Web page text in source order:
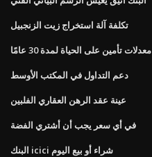
تكلفة آلة استخراج زيت الزنجبيل
معدلات تأمين على الحياة لمدة 30 عامًا
دعم التداول في المكتب الأوسط
عينة عقد الرهن العقاري الفلبين
في أي سعر يجب أن أشتري الفضة
البنك icici شراء أو بيع اليوم